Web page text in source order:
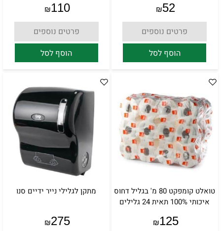
₪52
פרטים נוספים
הוסף לסל
₪110
פרטים נוספים
הוסף לסל
טואלט קומפקט 80 מ' בגליל דחוס
איכותי 100% תאית 24 גלילים
₪125
מתקן לגלילי נייר ידיים סנו
₪275